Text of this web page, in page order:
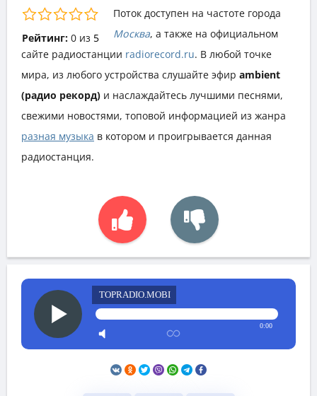
Рейтинг: 0из 5
Поток доступен на частоте города
Москва, а также на официальном
сайте радиостанции radiorecord.ru. В любой точке
мира, из любого устройства слушайте эфир ambient
(радио рекорд) и наслаждайтесь лучшими песнями,
свежими новостями, топовой информацией из жанра
разная музыка в котором и проигрывается данная
радиостанция.
TOPRADIO.MOBI
0:00